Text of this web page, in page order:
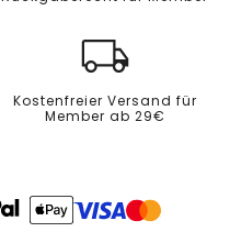
Kostenfreier Versand für
Member ab 29€